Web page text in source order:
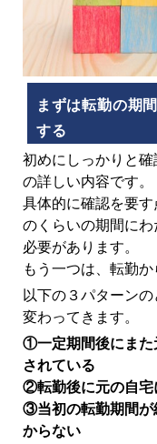
まずは転勤の期
する
初めにしっかりと
の詳しい内容です。
具体的に確認を要
のくらいの期間に
必要があります。
もう一つは、転勤
以下の３パターン
変わってきます。
①一定期間後にまた
されている
②転勤後に元の自宅
③当初の転勤期間が
からない